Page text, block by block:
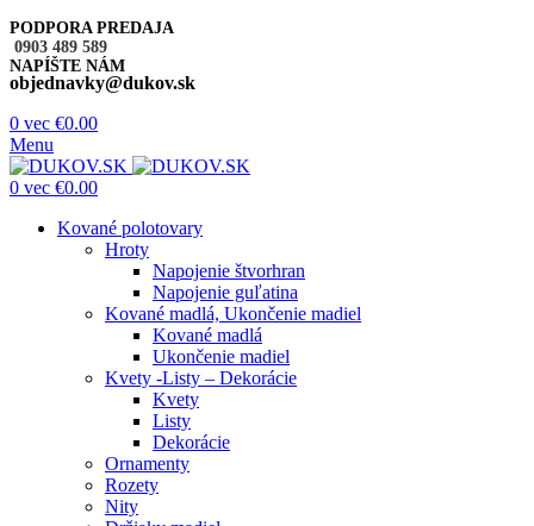
PODPORA PREDAJA
0903 489 589
NAPÍŠTE NÁM
objednavky@dukov.sk
0 vec €0.00
Menu
0 vec €0.00
Kované polotovary
Hroty
Napojenie štvorhran
Napojenie guľatina
Kované madlá, Ukončenie madiel
Kované madlá
Ukončenie madiel
Kvety -Listy – Dekorácie
Kvety
Listy
Dekorácie
Ornamenty
Rozety
Nity